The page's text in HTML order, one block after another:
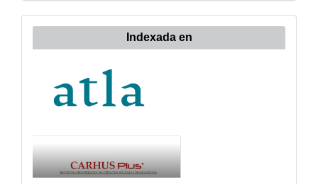
Indexada en